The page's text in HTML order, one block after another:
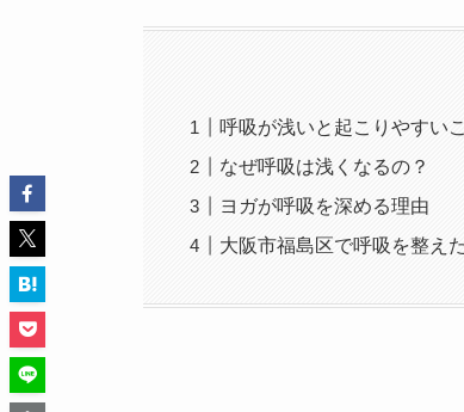
呼吸が浅いと起こりやすい
なぜ呼吸は浅くなるの？
ヨガが呼吸を深める理由
大阪市福島区で呼吸を整え